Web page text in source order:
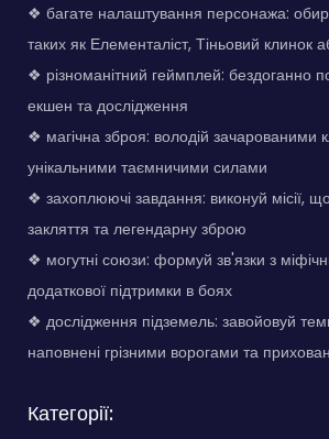
❖ багате налаштування персонажа:
таких як Елементаліст, Тіньовий клинок
❖ різноманітний геймплей: бездоганно
екшен та дослідження
❖ магічна зброя: володій зачарованими
унікальними таємничими силами
❖ захоплюючі завдання: виконуй місії,
закляття та легендарну зброю
❖ могутні союзи: формуй зв'язки з
додаткової підтримки в боях
❖ дослідження підземель: завойовуй
наповнені грізними ворогами та
Категорії: